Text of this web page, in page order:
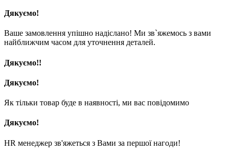
Дякуємо!
Ваше замовлення упішно надіслано! Ми зв`яжемось з вами
найближчим часом для уточнення деталей.
Дякуємо!!
Дякуємо!
Як тільки товар буде в наявності, ми вас повідомимо
Дякуємо!
HR менеджер зв'яжеться з Вами за першої нагоди!